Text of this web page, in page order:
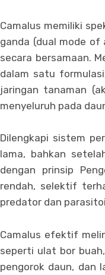
Camalus memiliki
ganda (dual mode of
secara bersamaan.
dalam satu
jaringan tanaman
menyeluruh pada
Dilengkapi sistem
lama, bahkan
dengan prinsip
rendah, selektif
predator dan
Camalus efektif
seperti ulat bor
pengorok daun, dan